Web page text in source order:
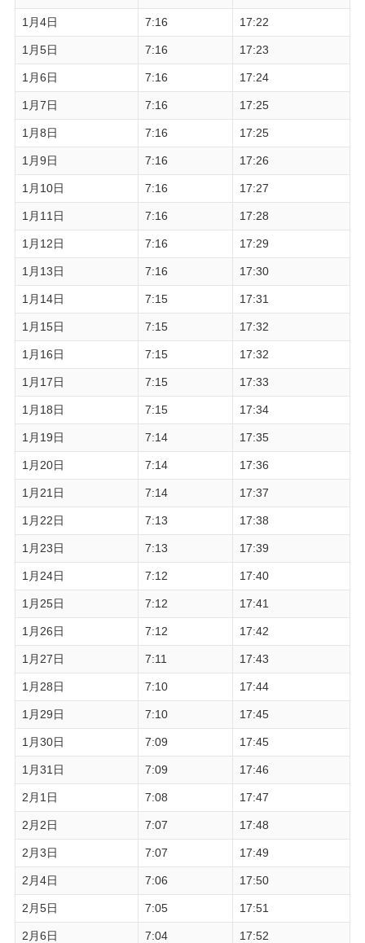
1月4日 7:16 17:22
1月5日 7:16 17:23
1月6日 7:16 17:24
1月7日 7:16 17:25
1月8日 7:16 17:25
1月9日 7:16 17:26
1月10日 7:16 17:27
1月11日 7:16 17:28
1月12日 7:16 17:29
1月13日 7:16 17:30
1月14日 7:15 17:31
1月15日 7:15 17:32
1月16日 7:15 17:32
1月17日 7:15 17:33
1月18日 7:15 17:34
1月19日 7:14 17:35
1月20日 7:14 17:36
1月21日 7:14 17:37
1月22日 7:13 17:38
1月23日 7:13 17:39
1月24日 7:12 17:40
1月25日 7:12 17:41
1月26日 7:12 17:42
1月27日 7:11 17:43
1月28日 7:10 17:44
1月29日 7:10 17:45
1月30日 7:09 17:45
1月31日 7:09 17:46
2月1日 7:08 17:47
2月2日 7:07 17:48
2月3日 7:07 17:49
2月4日 7:06 17:50
2月5日 7:05 17:51
2月6日 7:04 17:52